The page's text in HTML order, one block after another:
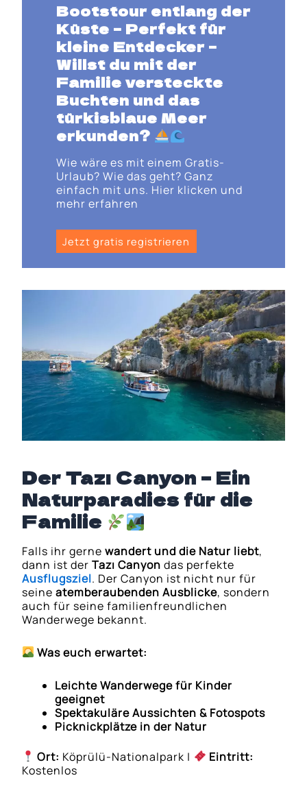
Bootstour entlang der
Küste – Perfekt für
kleine Entdecker –
Willst du mit der
Familie versteckte
Buchten und das
türkisblaue Meer
erkunden?
Wie wäre es mit einem Gratis-
Urlaub? Wie das geht? Ganz
einfach mit uns. Hier klicken und
mehr erfahren
Jetzt gratis registrieren
Der Tazı Canyon – Ein
Naturparadies für die
Familie
Falls ihr gernewandert und die Natur liebt,
dann ist derTazı Canyon das perfekte
Ausflugsziel. Der Canyon ist nicht nur für
seineatemberaubenden Ausblicke, sondern
auch für seine familienfreundlichen
Wanderwege bekannt.
Was euch erwartet:
Leichte Wanderwege für Kinder
geeignet
Spektakuläre Aussichten & Fotospots
Picknickplätze in der Natur
Ort: Köprülü-Nationalpark |
Eintritt:
Kostenlos